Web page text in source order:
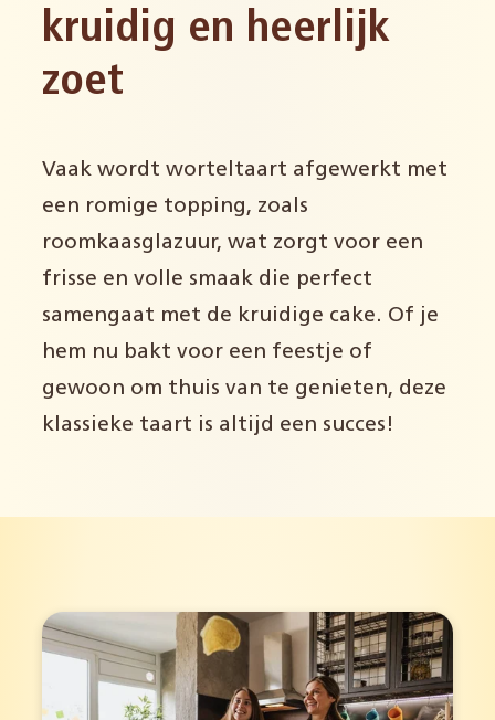
kruidig en heerlijk
zoet
Vaak wordt worteltaart afgewerkt met
een romige topping, zoals
roomkaasglazuur, wat zorgt voor een
frisse en volle smaak die perfect
samengaat met de kruidige cake. Of je
hem nu bakt voor een feestje of
gewoon om thuis van te genieten, deze
klassieke taart is altijd een succes!